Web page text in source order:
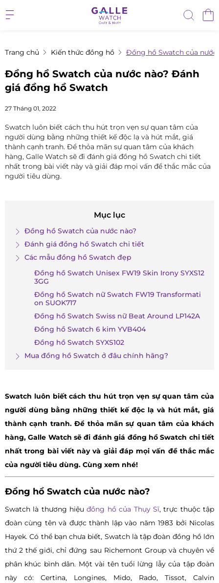
Trang chủ Kiến thức đồng hồ Đồng hồ Swatch của
Đồng hồ Swatch của nước nào? Đánh
giá đồng hồ Swatch
27 Tháng 01, 2022
Swatch luôn biết cách thu hút trọn vẹn sự quan tâm của
người dùng bằng những thiết kế độc lạ và hút mắt, giá
thành cạnh tranh. Để thỏa mãn sự quan tâm của khách
hàng, Galle Watch sẽ đi đánh giá đồng hồ Swatch chi tiết
nhất trong bài viết này và giải đáp mọi vấn đề thắc mắc của
người tiêu dùng.
Mục lục
Đồng hồ Swatch của nước nào?
Đánh giá đồng hồ Swatch chi tiết
Các mẫu đồng hồ Swatch đẹp
Đồng hồ Swatch Unisex FW19 Skin Irony SYXS12
3GG
Đồng hồ Swatch nữ Swatch FW19 Transformati
on SUOK717
Đồng hồ Swatch Swiss nữ Beat Around LP142A
Đồng hồ Swatch 6 kim YVB404
Đồng hồ Swatch SYXS102
Mua đồng hồ Swatch ở đâu chính hãng?
Swatch luôn biết cách thu hút trọn vẹn sự quan tâm của
người dùng bằng những thiết kế độc lạ và hút mắt, giá
thành cạnh tranh. Để thỏa mãn sự quan tâm của khách
hàng, Galle Watch sẽ đi đánh giá đồng hồ Swatch chi tiết
nhất trong bài viết này và giải đáp mọi vấn đề thắc mắc
của người tiêu dùng. Cùng xem nhé!
Đồng hồ Swatch của nước nào?
Swatch là thương hiệuđồng hồ của Thụy Sĩ, trực thuộc tập
đoàn cùng tên và được thành lập vào năm 1983 bởi Nicolas
Hayek. Có thể bạn chưa biết, Swatch là tập đoàn đồng hồ lớn
thứ 2 thế giới, chỉ đứng sau Richemont Group và chuyên về
phân khúc bình dân. Một vài tên tuổi lừng lẫy của tập đoàn
này có: Certina, Longines, Mido, Rado, Tissot, Calvin